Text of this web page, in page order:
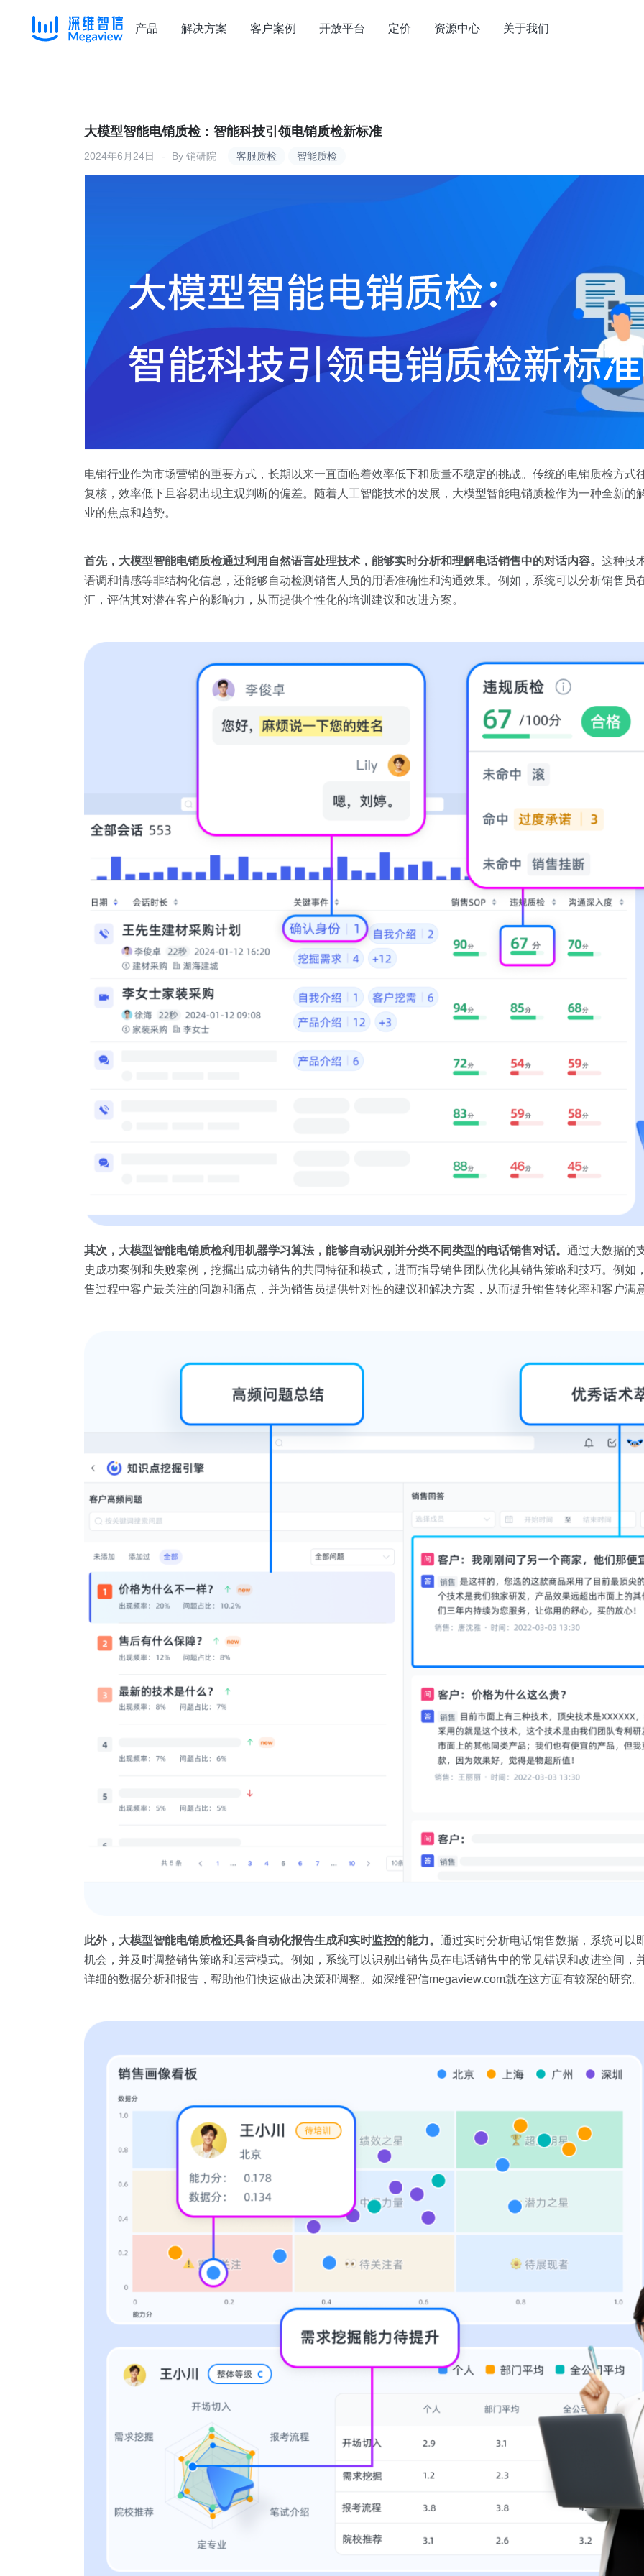
产品 解决方案 客户案例 开放平台 定价 资源中心 关于我们
客服质检 智能质检
大模型智能电销质检：智能科技引领电销质检新标准
2024年6月24日 By 销研院
电销行业作为市场营销的重要方式，长期以来一直面临着效率低下和质量不稳定的挑战。传统的电销质检方式
复核，效率低下且容易出现主观判断的偏差。随着人工智能技术的发展，大模型智能电销质检作为一种全新的
业的焦点和趋势。
首先，大模型智能电销质检通过利用 自然语言处理技术，能够实时分析和理解电话销售中的对话内容。 这种技
语调和情感等非结构化信息，还能够自动检测销售人员的用语准确性和沟通效果。例如，系统可以分析销售员
汇，评估其对潜在客户的影响力，从而提供个性化的培训建议和改进方案。
其次，大模型智能电销质检利用机器学习算法，能够自动识别并分类不同类型的电话销售对话。 通过大数据的
史成功案例和失败案例，挖掘出成功销售的共同特征和模式，进而指导销售团队优化其销售策略和技巧。例如
售过程中客户最关注的问题和痛点，并为销售员提供针对性的建议和解决方案，从而提升销售转化率和客户满
此外，大模型智能电销质检还具备自动化报告生成和实时监控的能力。 通过实时分析电话销售数据，系统可以
机会，并及时调整销售策略和运营模式。例如，系统可以识别出销售员在电话销售中的常见错误和改进空间，
详细的数据分析和报告，帮助他们快速做出决策和调整。如深维智信megaview.com就在这方面有较深的研究。